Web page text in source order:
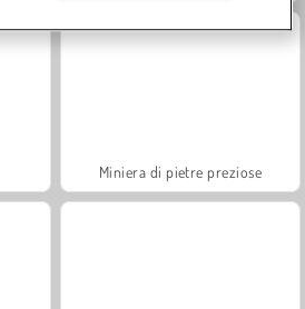
Miniera di pietre preziose